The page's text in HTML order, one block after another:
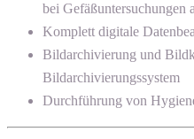
bei Gefäßuntersuchungen
Komplett digitale
Bildarchivierung und
Bildarchivierungssystem
Durchführung von